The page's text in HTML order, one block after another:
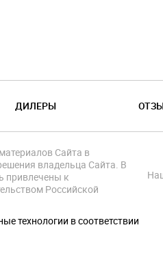
ДИЛЕРЫ
Сайта в
владельца Сайта. В
привлечены к
Российской
технологии в соответствии